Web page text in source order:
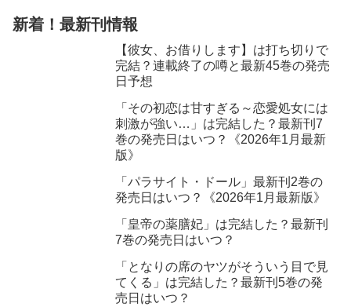
新着！最新刊情報
【彼女、お借りします】は打ち切りで
完結？連載終了の噂と最新45巻の発売
日予想
「その初恋は甘すぎる～恋愛処女には
刺激が強い…」は完結した？最新刊7
巻の発売日はいつ？《2026年1月最新
版》
「パラサイト・ドール」最新刊2巻の
発売日はいつ？《2026年1月最新版》
「皇帝の薬膳妃」は完結した？最新刊
7巻の発売日はいつ？
「となりの席のヤツがそういう目で見
てくる」は完結した？最新刊5巻の発
売日はいつ？